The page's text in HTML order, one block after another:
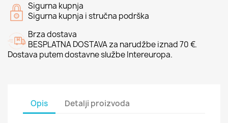
Sigurna kupnja
Sigurna kupnja i stručna podrška
Brza dostava
BESPLATNA DOSTAVA za narudžbe iznad 70 €.
Dostava putem dostavne službe Intereuropa.
Opis Detalji proizvoda